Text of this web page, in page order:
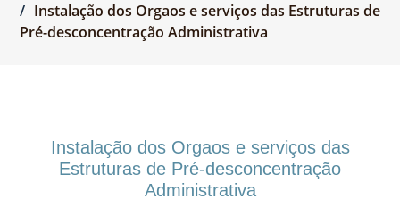
Instalação dos Orgaos e serviços das Estruturas de
Pré-desconcentração Administrativa
Instalação dos Orgaos e serviços das
Estruturas de Pré-desconcentração
Administrativa